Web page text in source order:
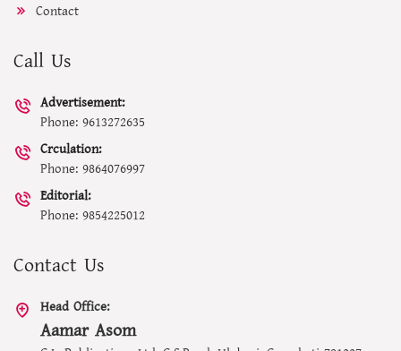
Contact
Call Us
Advertisement:
Phone: 9613272635
Crculation:
Phone: 9864076997
Editorial:
Phone: 9854225012
Contact Us
Head Office:
Aamar Asom